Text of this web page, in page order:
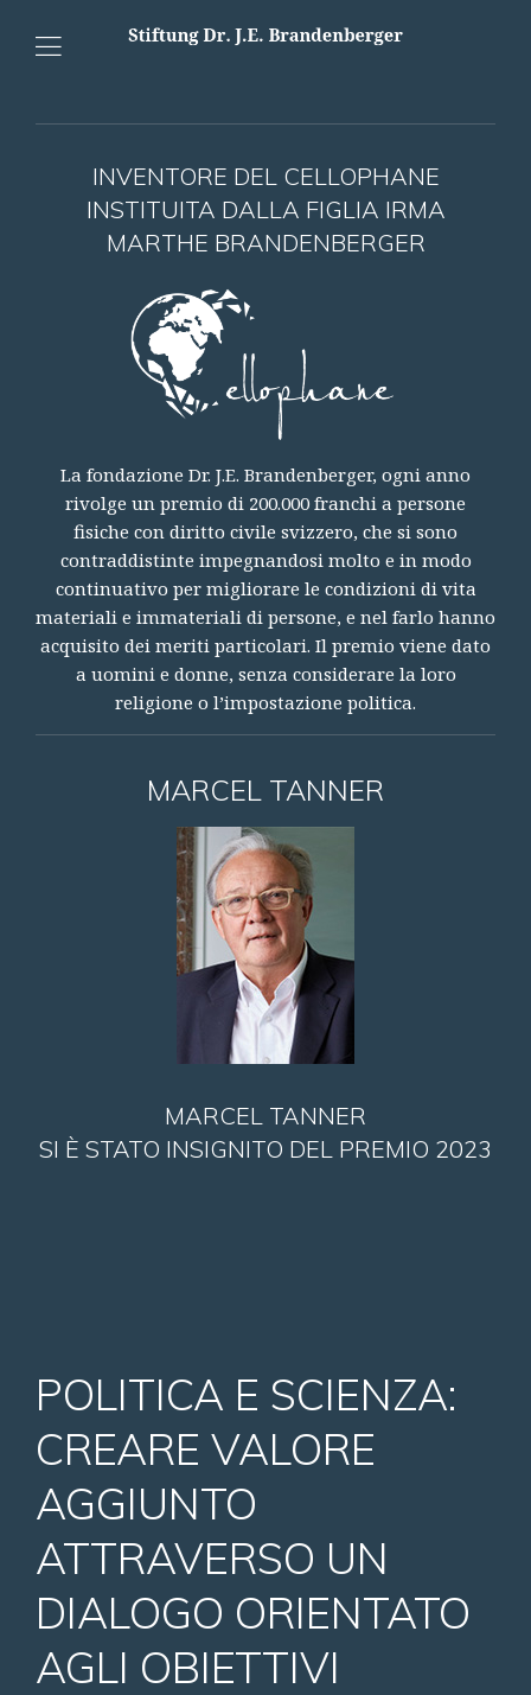
INVENTORE DEL CELLOPHANE
INSTITUITA DALLA FIGLIA IRMA
MARTHE BRANDENBERGER
La fondazione Dr. J.E. Brandenberger, ogni anno
rivolge un premio di 200.000 franchi a persone
fisiche con diritto civile svizzero, che si sono
contraddistinte impegnandosi molto e in modo
continuativo per migliorare le condizioni di vita
materiali e immateriali di persone, e nel farlo hanno
acquisito dei meriti particolari. Il premio viene dato
a uomini e donne, senza considerare la loro
religione o l’impostazione politica.
MARCEL TANNER
MARCEL TANNER
SI È STATO INSIGNITO DEL PREMIO 2023
POLITICA E SCIENZA:
CREARE VALORE
AGGIUNTO
ATTRAVERSO UN
DIALOGO ORIENTATO
AGLI OBIETTIVI